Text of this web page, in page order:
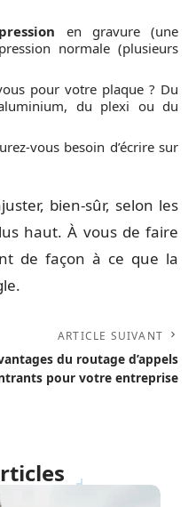
en gravure (une
normale (plusieurs
pour votre plaque ? Du
du plexi ou du
vous besoin d’écrire sur
bien-sûr, selon les
haut. À vous de faire
de façon à ce que la
ARTICLE SUIVANT
du routage d’appels
pour votre entreprise